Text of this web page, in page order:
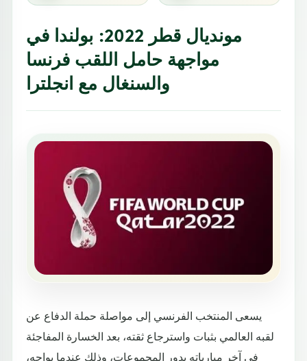
مونديال قطر 2022: بولندا في
مواجهة حامل اللقب فرنسا
والسنغال مع انجلترا
يسعى المنتخب الفرنسي إلى مواصلة حملة الدفاع عن
لقبه العالمي بثبات واسترجاع ثقته، بعد الخسارة المفاجئة
في آخر مبارياته بدور المجموعات، وذلك عندما يواجه،